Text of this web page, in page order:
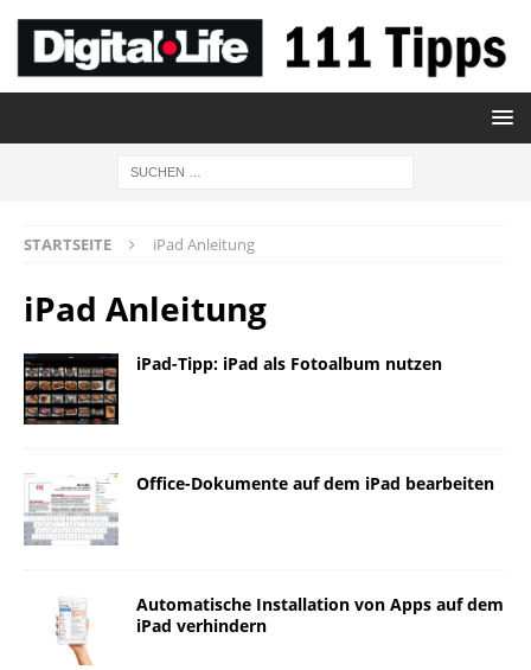
STARTSEITE iPad Anleitung
iPad Anleitung
iPad-Tipp: iPad als Fotoalbum nutzen
Office-Dokumente auf dem iPad bearbeiten
Automatische Installation von Apps auf dem
iPad verhindern